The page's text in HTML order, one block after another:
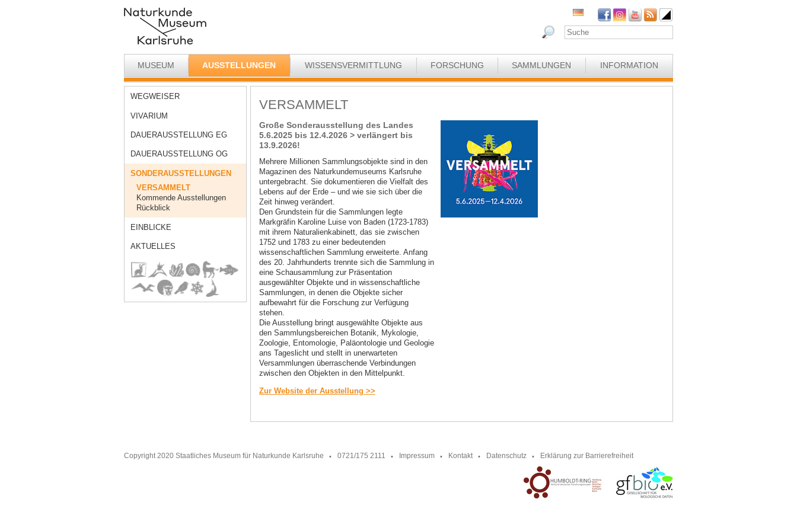
MUSEUM AUSSTELLUNGEN WISSENSVERMITTLUNG FORSCHUNG SAMMLUNGEN INFORMATION
WEGWEISER
VIVARIUM
DAUERAUSSTELLUNG EG
DAUERAUSSTELLUNG OG
SONDERAUSSTELLUNGEN
VERSAMMELT
Kommende Ausstellungen
Rückblick
EINBLICKE
AKTUELLES
VERSAMMELT
Große Sonderausstellung des Landes
5.6.2025 bis 12.4.2026 > verlängert bis
13.9.2026!
Mehrere Millionen Sammlungsobjekte sind in den
Magazinen des Naturkundemuseums Karlsruhe
untergebracht. Sie dokumentieren die Vielfalt des
Lebens auf der Erde – und wie sie sich über die
Zeit hinweg verändert.
Den Grundstein für die Sammlungen legte
Markgräfin Karoline Luise von Baden (1723-1783)
mit ihrem Naturalienkabinett, das sie zwischen
1752 und 1783 zu einer bedeutenden
wissenschaftlichen Sammlung erweiterte. Anfang
des 20. Jahrhunderts trennte sich die Sammlung in
eine Schausammlung zur Präsentation
ausgewählter Objekte und in wissenschaftliche
Sammlungen, in denen die Objekte sicher
aufbewahrt für die Forschung zur Verfügung
stehen.
Die Ausstellung bringt ausgewählte Objekte aus
den Sammlungsbereichen Botanik, Mykologie,
Zoologie, Entomologie, Paläontologie und Geologie
ans Tageslicht und stellt in unerwarteten
Versammlungen überraschende Verbindungen
zwischen den Objekten in den Mittelpunkt.
Zur Website der Ausstellung >>
Copyright 2020 Staatliches Museum für Naturkunde Karlsruhe 0721/175 2111 Impressum Kontakt Datenschutz Erklärung zur Barrierefreiheit